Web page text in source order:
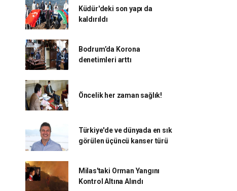
Küdür'deki son yapı da
kaldırıldı
Bodrum’da Korona
denetimleri arttı
Öncelik her zaman sağlık!
Türkiye'de ve dünyada en sık
görülen üçüncü kanser türü
Milas'taki Orman Yangını
Kontrol Altına Alındı